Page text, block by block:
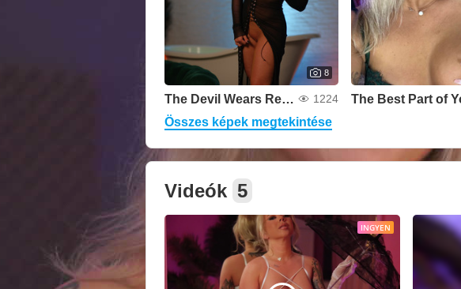
8
The Devil Wears Red Lace 1224
Összes képek megtekintése
Videók 5
INGYEN